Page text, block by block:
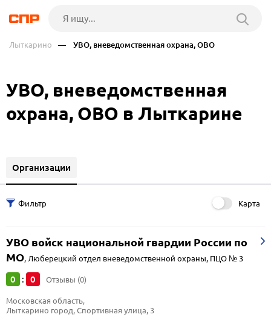
Лыткарино — УВО, вневедомственная охрана, ОВО
УВО, вневедомственная
охрана, ОВО в Лыткарине
Организации
Карта
УВО войск национальной гвардии России по
МО, Люберецкий отдел вневедомственной охраны, ПЦО № 3
0 : 0 Отзывы (0)
Московская область,
Лыткарино город, Спортивная улица, 3